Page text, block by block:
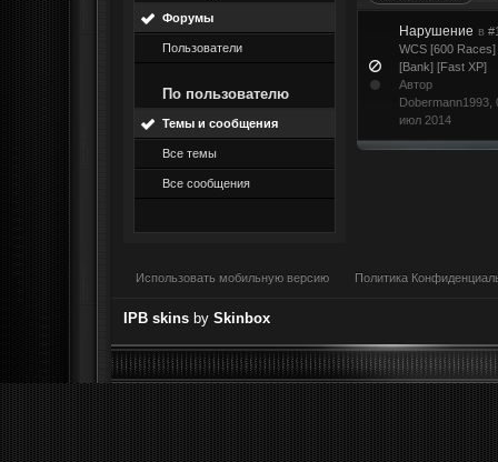
Форумы
Пользователи
По пользователю
Темы и сообщения
Все темы
Все сообщения
Нарушение в
WCS [600 Races]
[Bank] [Fast XP]
Автор
Dobermann1993
июл 2014
Использовать мобильную версию Политика
IPB skins by Skinbox